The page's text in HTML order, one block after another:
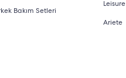
Bakım Setleri
Leisure
Ariete